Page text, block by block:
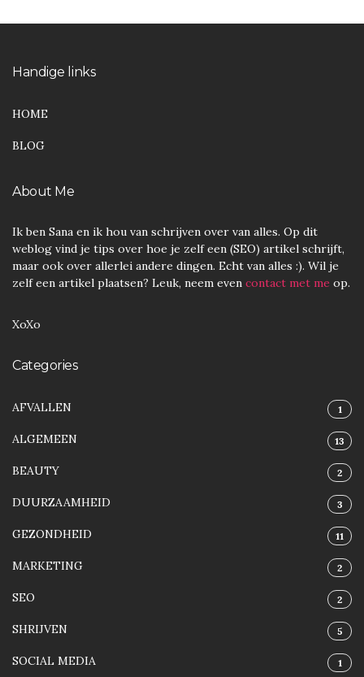
Handige links
HOME
BLOG
About Me
Ik ben Sana en ik hou van schrijven over van alles. Op dit
weblog vind je tips over hoe je zelf een (SEO) artikel schrijft,
maar ook over allerlei andere dingen. Echt van alles :). Wil je
zelf een artikel plaatsen? Leuk, neem even contact met me op.
XoXo
Categories
AFVALLEN 1
ALGEMEEN 13
BEAUTY 2
DUURZAAMHEID 3
GEZONDHEID 11
MARKETING 2
SEO 2
SHRIJVEN 5
SOCIAL MEDIA 1